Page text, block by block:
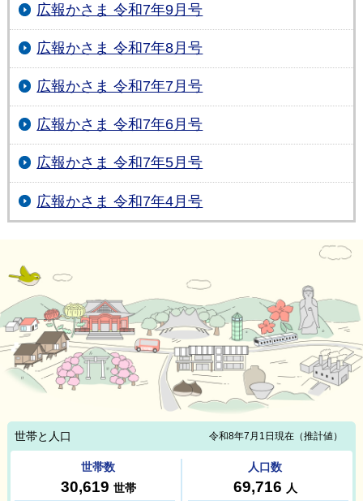
広報かさま 令和7年9月号
広報かさま 令和7年8月号
広報かさま 令和7年7月号
広報かさま 令和7年6月号
広報かさま 令和7年5月号
広報かさま 令和7年4月号